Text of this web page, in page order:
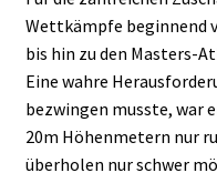
Wettkämpfe beginnend
bis hin zu den Masters-
Eine wahre
bezwingen musste, war
20m Höhenmetern nur
überholen nur schwer